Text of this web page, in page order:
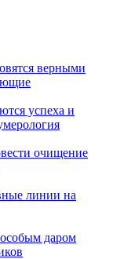
верными
успеха и
очищение
линии на
даром